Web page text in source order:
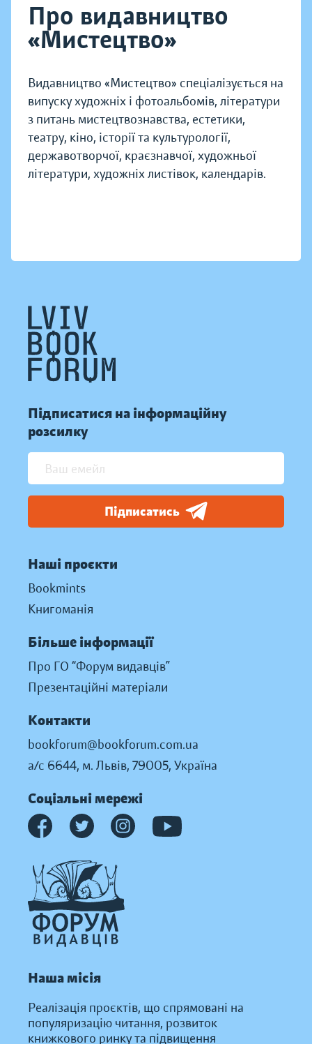
Про видавництво
«Мистецтво»
Видавництво «Мистецтво» спеціалізується на
випуску художніх і фотоальбомів, літератури
з питань мистецтвознавства, естетики,
театру, кіно, історії та культурології,
державотворчої, краєзнавчої, художньої
літератури, художніх листівок, календарів.
Підписатися на інформаційну
розсилку
Підписатись
Наші проєкти
Bookmints
Книгоманія
Більше інформації
Про ГО “Форум видавців”
Презентаційні матеріали
Контакти
bookforum@bookforum.com.ua
а/с 6644, м. Львів, 79005, Україна
Соціальні мережі
Наша місія
Реалізація проєктів, що спрямовані на
популяризацію читання, розвиток
книжкового ринку та підвищення